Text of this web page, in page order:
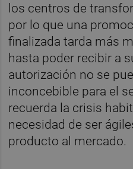
los centros de
por lo que una
finalizada tarda más
hasta poder recibir a
autorización no se
inconcebible para el
recuerda la crisis
necesidad de ser
producto al mercado.